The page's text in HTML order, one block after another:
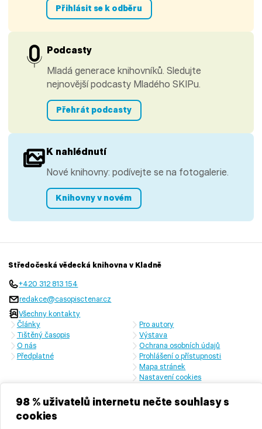
98 % uživatelů internetu nečte souhlasy s
cookies
Přihlásit se k odběru
Podcasty
Mladá generace knihovníků. Sledujte
nejnovější podcasty Mladého SKIPu.
Přehrát podcasty
K nahlédnutí
Nové knihovny: podívejte se na fotogalerie.
Knihovny v novém
Středočeská vědecká knihovna v Kladně
+420 312 813 154
redakce@casopisctenar.cz
Všechny kontakty
Články
Tištěný časopis
O nás
Předplatné
Pro autory
Výstava
Ochrana osobních údajů
Prohlášení o přístupnosti
Mapa stránek
Nastavení cookies
České republiky a Středočeského kraje